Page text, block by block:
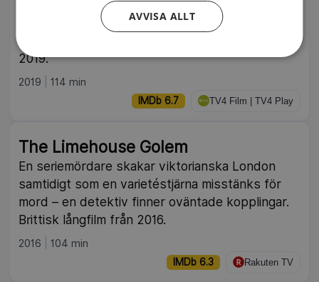
Anna rekryteras av KGB, topptränas till
lönnmördare och hamnar i Paris undercover som
2019.
2019 114 min
IMDb 6.7 TV4 Film | TV4 Play
The Limehouse Golem
En seriemördare skakar viktorianska London
samtidigt som en varietéstjärna misstänks för
mord – en detektiv finner oväntade kopplingar.
Brittisk långfilm från 2016.
2016 104 min
IMDb 6.3 Rakuten TV
AVVISA ALLT